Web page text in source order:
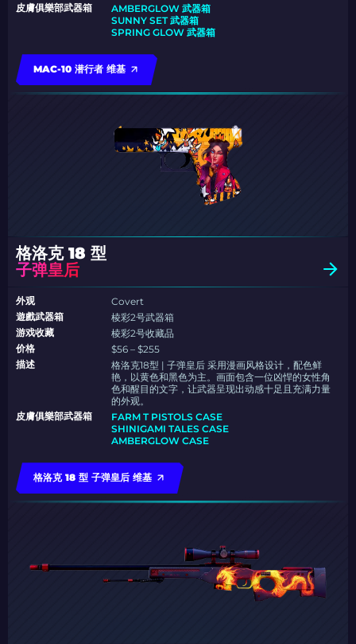
皮膚俱樂部武器箱
AMBERGLOW 武器箱
SUNNY SET 武器箱
SPRING GLOW 武器箱
MAC-10 潜行者 维基
格洛克 18 型
子弹皇后
外观
Covert
遊戲武器箱
棱彩2号武器箱
游戏收藏
棱彩2号收藏品
价格
$56 – $255
描述
格洛克18型 | 子弹皇后 采用漫画风格设计，配色鲜
艳，以黄色和黑色为主。画面包含一位凶悍的女性角
色和醒目的文字，让武器呈现出动感十足且充满力量
的外观。
皮膚俱樂部武器箱
FARM T PISTOLS CASE
SHINIGAMI TALES CASE
AMBERGLOW CASE
格洛克 18 型 子弹皇后 维基